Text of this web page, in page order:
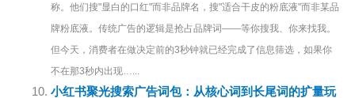
称。他们搜"显白的口红"而非品牌名，搜"适合干皮的粉底液"而非某品
牌粉底液。传统广告的逻辑是抢占品牌词——等你搜我、你来找我。
但今天，消费者在做决定前的3秒钟就已经完成了信息筛选，如果你
不在那3秒内出现…...
小红书聚光搜索广告词包：从核心词到长尾词的扩量玩